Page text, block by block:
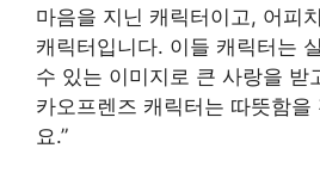
마음을 지닌 캐릭터이고, 어피
캐릭터입니다. 이들 캐릭터는
수 있는 이미지로 큰 사랑을 받
카오프렌즈 캐릭터는 따뜻함
요.”